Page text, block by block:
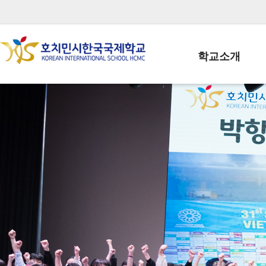
학교소개
학교장인사말
학교상징
학교연혁
교직원현황
학생현황
위치/전화
전경사진